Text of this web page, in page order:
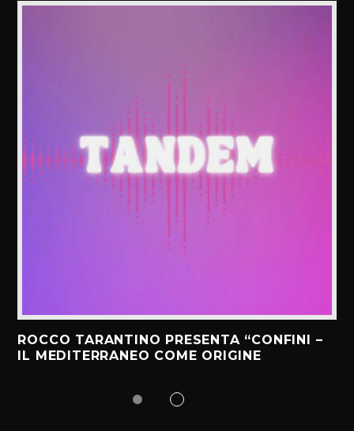
ROCCO TARANTINO PRESENTA “CONFINI –
IL MEDITERRANEO COME ORIGINE